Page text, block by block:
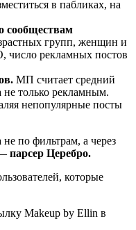
в пабликах, на
сообществам
групп, женщин и
рекламных постов
МП считает средний
не только рекламным.
непопулярные посты
по фильтрам, а через
парсер Церебро.
которые
Makeup by Ellin в